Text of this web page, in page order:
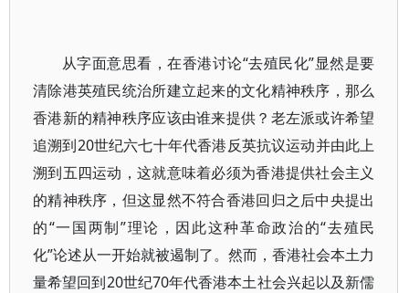
从字面意思看，在香港讨论“去殖民化”显然是要
清除港英殖民统治所建立起来的文化精神秩序，那么
香港新的精神秩序应该由谁来提供？老左派或许希望
追溯到20世纪六七十年代香港反英抗议运动并由此上
溯到五四运动，这就意味着必须为香港提供社会主义
的精神秩序，但这显然不符合香港回归之后中央提出
的“一国两制”理论，因此这种革命政治的“去殖民
化”论述从一开始就被遏制了。然而，香港社会本土力
量希望回到20世纪70年代香港本土社会兴起以及新儒